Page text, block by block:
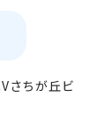
ちが丘ビ